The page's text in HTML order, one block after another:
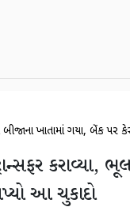
બીજાના ખાતામાં ગયા, બેંક પર
કરાવ્યા,
આ ચુકાદો